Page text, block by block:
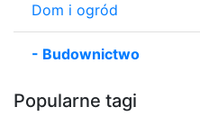
Dom i ogród
- Budownictwo
Popularne tagi